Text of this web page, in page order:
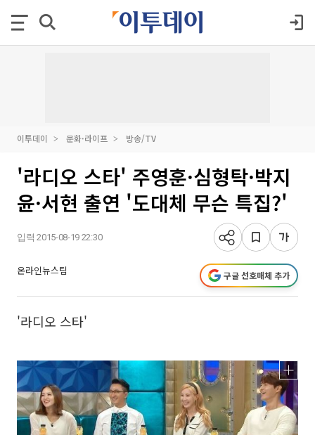
이투데이 문화·라이프 방송/TV
'라디오 스타' 주영훈·심형탁·박지
윤·서현 출연 '도대체 무슨 특집?'
입력 2015-08-19 22:30
온라인뉴스팀 구글 선호매체 추가
'라디오 스타'